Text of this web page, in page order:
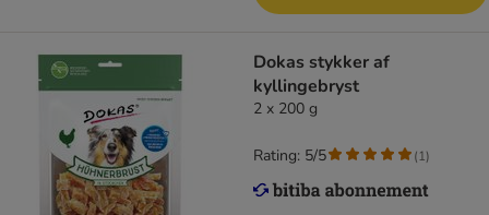
Dokas stykker af
kyllingebryst
2 x 200 g
Rating: 5/5 (1)